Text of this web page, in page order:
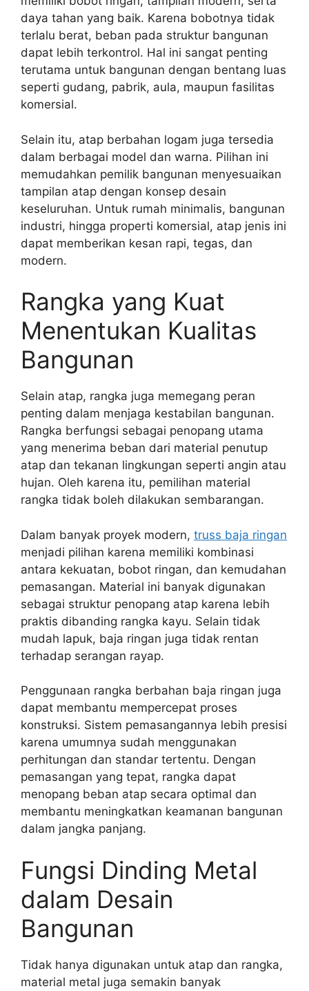
daya tahan yang baik. Karena bobotnya tidak
terlalu berat, beban pada struktur bangunan
dapat lebih terkontrol. Hal ini sangat penting
terutama untuk bangunan dengan bentang luas
seperti gudang, pabrik, aula, maupun fasilitas
komersial.
Selain itu, atap berbahan logam juga tersedia
dalam berbagai model dan warna. Pilihan ini
memudahkan pemilik bangunan menyesuaikan
tampilan atap dengan konsep desain
keseluruhan. Untuk rumah minimalis, bangunan
industri, hingga properti komersial, atap jenis ini
dapat memberikan kesan rapi, tegas, dan
modern.
Rangka yang Kuat
Menentukan Kualitas
Bangunan
Selain atap, rangka juga memegang peran
penting dalam menjaga kestabilan bangunan.
Rangka berfungsi sebagai penopang utama
yang menerima beban dari material penutup
atap dan tekanan lingkungan seperti angin atau
hujan. Oleh karena itu, pemilihan material
rangka tidak boleh dilakukan sembarangan.
Dalam banyak proyek modern, truss baja ringan
menjadi pilihan karena memiliki kombinasi
antara kekuatan, bobot ringan, dan kemudahan
pemasangan. Material ini banyak digunakan
sebagai struktur penopang atap karena lebih
praktis dibanding rangka kayu. Selain tidak
mudah lapuk, baja ringan juga tidak rentan
terhadap serangan rayap.
Penggunaan rangka berbahan baja ringan juga
dapat membantu mempercepat proses
konstruksi. Sistem pemasangannya lebih presisi
karena umumnya sudah menggunakan
perhitungan dan standar tertentu. Dengan
pemasangan yang tepat, rangka dapat
menopang beban atap secara optimal dan
membantu meningkatkan keamanan bangunan
dalam jangka panjang.
Fungsi Dinding Metal
dalam Desain
Bangunan
Tidak hanya digunakan untuk atap dan rangka,
material metal juga semakin banyak